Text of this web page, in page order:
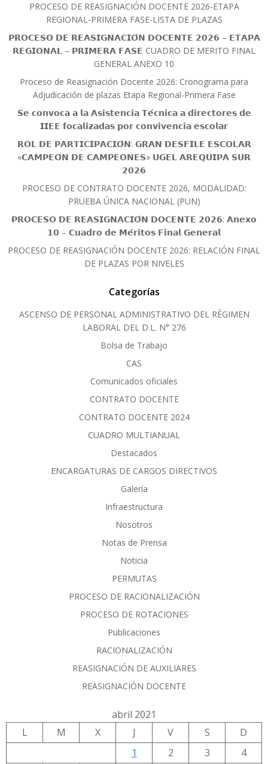
PROCESO DE REASIGNACIÓN DOCENTE 2026-ETAPA
REGIONAL-PRIMERA FASE-LISTA DE PLAZAS
𝗣𝗥𝗢𝗖𝗘𝗦𝗢 𝗗𝗘 𝗥𝗘𝗔𝗦𝗜𝗚𝗡𝗔𝗖𝗜𝗢́𝗡 𝗗𝗢𝗖𝗘𝗡𝗧𝗘 𝟮𝟬𝟮𝟲 – 𝗘𝗧𝗔𝗣𝗔
𝗥𝗘𝗚𝗜𝗢𝗡𝗔𝗟 – 𝗣𝗥𝗜𝗠𝗘𝗥𝗔 𝗙𝗔𝗦𝗘 CUADRO DE MERITO FINAL
GENERAL ANEXO 10
Proceso de Reasignación Docente 2026: Cronograma para
Adjudicación de plazas Etapa Regional-Primera Fase
𝗦𝗲 𝗰𝗼𝗻𝘃𝗼𝗰𝗮 𝗮 𝗹𝗮 𝗔𝘀𝗶𝘀𝘁𝗲𝗻𝗰𝗶𝗮 𝗧𝗲́𝗰𝗻𝗶𝗰𝗮 𝗮 𝗱𝗶𝗿𝗲𝗰𝘁𝗼𝗿𝗲𝘀 𝗱𝗲
𝗜𝗜𝗘𝗘 𝗳𝗼𝗰𝗮𝗹𝗶𝘇𝗮𝗱𝗮𝘀 𝗽𝗼𝗿 𝗰𝗼𝗻𝘃𝗶𝘃𝗲𝗻𝗰𝗶𝗮 𝗲𝘀𝗰𝗼𝗹𝗮𝗿
𝗥𝗢𝗟 𝗗𝗘 𝗣𝗔𝗥𝗧𝗜𝗖𝗜𝗣𝗔𝗖𝗜𝗢́𝗡: 𝗚𝗥𝗔𝗡 𝗗𝗘𝗦𝗙𝗜𝗟𝗘 𝗘𝗦𝗖𝗢𝗟𝗔𝗥
«𝗖𝗔𝗠𝗣𝗘𝗢́𝗡 𝗗𝗘 𝗖𝗔𝗠𝗣𝗘𝗢𝗡𝗘𝗦» 𝗨𝗚𝗘𝗟 𝗔𝗥𝗘𝗤𝗨𝗜𝗣𝗔 𝗦𝗨𝗥
𝟮𝟬𝟮𝟲
PROCESO DE CONTRATO DOCENTE 2026, MODALIDAD:
PRUEBA ÚNICA NACIONAL (PUN)
𝗣𝗥𝗢𝗖𝗘𝗦𝗢 𝗗𝗘 𝗥𝗘𝗔𝗦𝗜𝗚𝗡𝗔𝗖𝗜𝗢́𝗡 𝗗𝗢𝗖𝗘𝗡𝗧𝗘 𝟮𝟬𝟮𝟲: 𝗔𝗻𝗲𝘅𝗼
𝟭𝟬 – 𝗖𝘂𝗮𝗱𝗿𝗼 𝗱𝗲 𝗠𝗲́𝗿𝗶𝘁𝗼𝘀 𝗙𝗶𝗻𝗮𝗹 𝗚𝗲𝗻𝗲𝗿𝗮𝗹
PROCESO DE REASIGNACIÓN DOCENTE 2026: RELACIÓN FINAL
DE PLAZAS POR NIVELES
Categorías
ASCENSO DE PERSONAL ADMINISTRATIVO DEL RÈGIMEN
LABORAL DEL D.L. N° 276
Bolsa de Trabajo
CAS
Comunicados oficiales
CONTRATO DOCENTE
CONTRATO DOCENTE 2024
CUADRO MULTIANUAL
Destacados
ENCARGATURAS DE CARGOS DIRECTIVOS
Galería
Infraestructura
Nosotros
Notas de Prensa
Noticia
PERMUTAS
PROCESO DE RACIONALIZACIÓN
PROCESO DE ROTACIONES
Publicaciones
RACIONALIZACIÓN
REASIGNACIÓN DE AUXILIARES
REASIGNACIÓN DOCENTE
abril 2021
L
M X J V S
D
1
2 3 4